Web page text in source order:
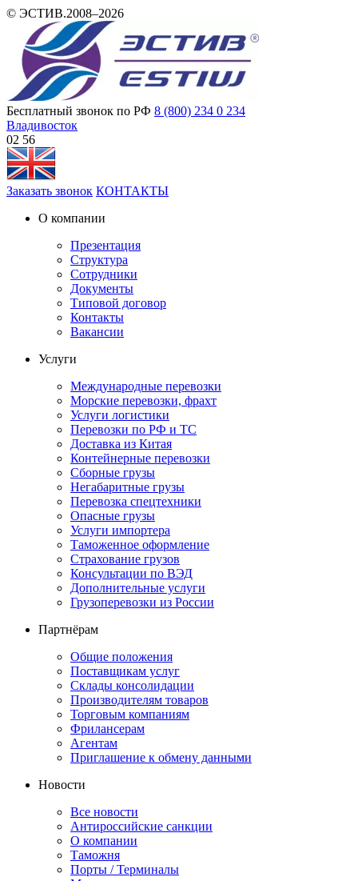
© ЭСТИВ.2008–2026
Бесплатный звонок по РФ 8 (800) 234 0 234
Владивосток
02 56
Заказать звонок КОНТАКТЫ
О компании
Презентация
Структура
Сотрудники
Документы
Типовой договор
Контакты
Вакансии
Услуги
Международные перевозки
Морские перевозки, фрахт
Услуги логистики
Перевозки по РФ и ТС
Доставка из Китая
Контейнерные перевозки
Сборные грузы
Негабаритные грузы
Перевозка спецтехники
Опасные грузы
Услуги импортера
Таможенное оформление
Страхование грузов
Консультации по ВЭД
Дополнительные услуги
Грузоперевозки из России
Партнёрам
Общие положения
Поставщикам услуг
Склады консолидации
Производителям товаров
Торговым компаниям
Фрилансерам
Агентам
Приглашение к обмену данными
Новости
Все новости
Антироссийские санкции
О компании
Таможня
Порты / Терминалы